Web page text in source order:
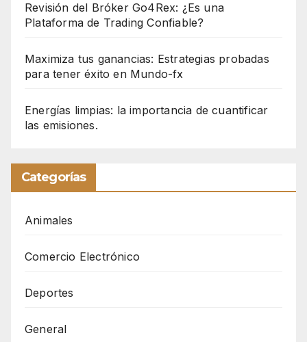
Revisión del Bróker Go4Rex: ¿Es una
Plataforma de Trading Confiable?
Maximiza tus ganancias: Estrategias probadas
para tener éxito en Mundo-fx
Energías limpias: la importancia de cuantificar
las emisiones.
Categorías
Animales
Comercio Electrónico
Deportes
General